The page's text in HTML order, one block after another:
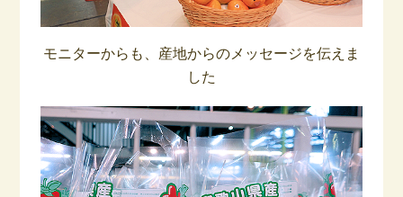
モニターからも、産地からのメッセージを伝えま
した